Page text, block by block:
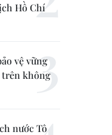
Hồ Chí
vệ vững
trên không
nước Tô